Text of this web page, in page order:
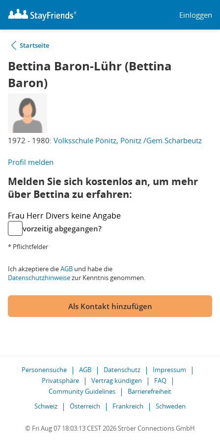
Einloggen
Startseite
Bettina Baron-Lühr (Bettina
Baron)
1972 - 1980: Volksschule Pönitz, Pönitz /Gem.Scharbeutz
Profil melden
Melden Sie sich kostenlos an, um mehr
über Bettina zu erfahren:
Frau Herr Divers keine Angabe
vorzeitig abgegangen?
* Pflichtfelder
Ich akzeptiere dieAGB und habe die
Datenschutzhinweisezur Kenntnis genommen.
Als Kontakt hinzufügen
Personensuche AGB Datenschutz
Impressum
Privatsphäre
Vertrag kündigen
FAQ
Community Guidelines
Barrierefreiheit
Schweiz
Österreich Frankreich Schweden
© Fri Aug 07 18:03:13 CEST 2026 Ströer Connections GmbH